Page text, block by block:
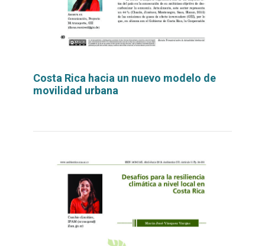
Costa Rica hacia un nuevo modelo de
movilidad urbana